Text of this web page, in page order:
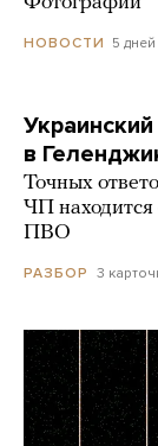
НОВОСТИ 5
в
Точных
ЧП
ПВО
РАЗБОР 3